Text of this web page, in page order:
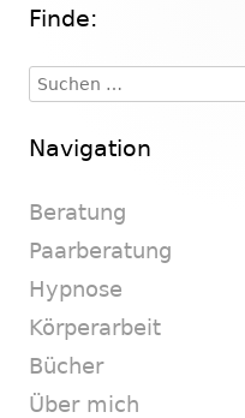
Haupt-
Seitenleiste
Finde:
Suchen
nach:
Navigation
Beratung
Paarberatung
Hypnose
Körperarbeit
Bücher
Über mich